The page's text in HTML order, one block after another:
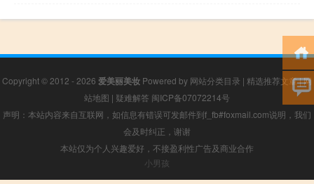
Copyright © 2012 - 2026 爱美丽美妆 Powered by 网站分类目录 | 精选推荐文章|网
站地图 | 疑难解答 闽ICP备07072214号
声明：本站内容来自互联网，如信息有错误可发邮件到f_fb#foxmail.com说明，我们
会及时纠正，谢谢
本站仅为个人兴趣爱好，不接盈利性广告及商业合作
小男孩